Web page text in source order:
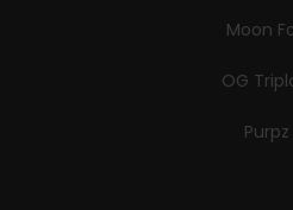
Moon
OG
Purpz